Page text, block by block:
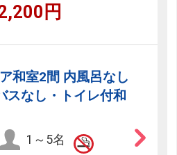
円
和室2間 内風呂なし
スなし・トイレ付和
1～5名